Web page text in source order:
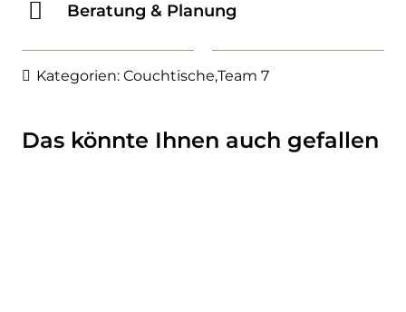
Beratung & Planung
Kategorien:Couchtische,Team 7
Das könnte Ihnen auch gefallen